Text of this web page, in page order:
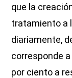
que la
tratamiento a
diariamente,
corresponde
por ciento a